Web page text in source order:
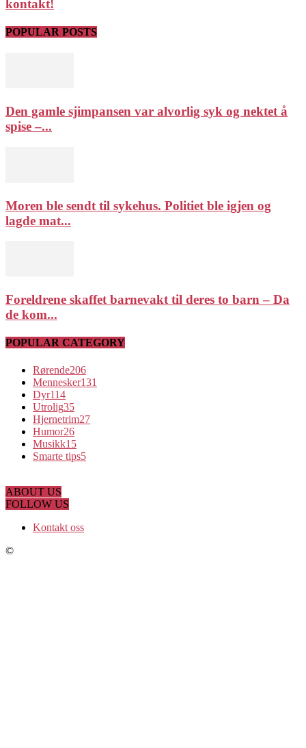
kontakt!
POPULAR POSTS
Den gamle sjimpansen var alvorlig syk og nektet å
spise –...
Moren ble sendt til sykehus. Politiet ble igjen og
lagde mat...
Foreldrene skaffet barnevakt til deres to barn – Da
de kom...
POPULAR CATEGORY
Rørende206
Mennesker131
Dyr114
Utrolig35
Hjernetrim27
Humor26
Musikk15
Smarte tips5
ABOUT US
FOLLOW US
Kontakt oss
©